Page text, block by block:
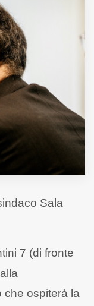
Sala
7 (di fronte
che ospiterà la